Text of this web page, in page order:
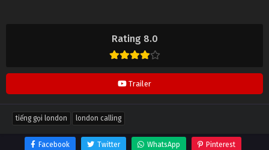
Rating 8.0
Trailer
tiếng gọi london london calling
Facebook Twitter WhatsApp Pinterest